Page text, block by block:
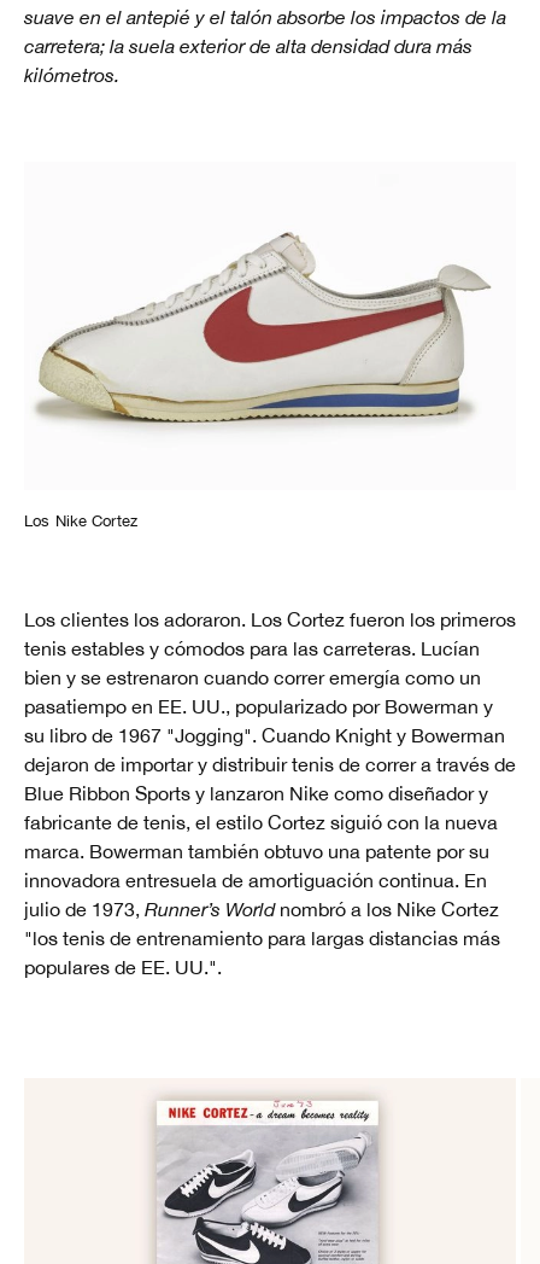
suave en el antepié y el talón absorbe los impactos de la
carretera; la suela exterior de alta densidad dura más
kilómetros.
Los Nike Cortez
Los clientes los adoraron. Los Cortez fueron los primeros
tenis estables y cómodos para las carreteras. Lucían
bien y se estrenaron cuando correr emergía como un
pasatiempo en EE. UU., popularizado por Bowerman y
su libro de 1967 "Jogging". Cuando Knight y Bowerman
dejaron de importar y distribuir tenis de correr a través de
Blue Ribbon Sports y lanzaron Nike como diseñador y
fabricante de tenis, el estilo Cortez siguió con la nueva
marca. Bowerman también obtuvo una patente por su
innovadora entresuela de amortiguación continua. En
julio de 1973, Runner’s Worldnombró a los Nike Cortez
"los tenis de entrenamiento para largas distancias más
populares de EE. UU.".